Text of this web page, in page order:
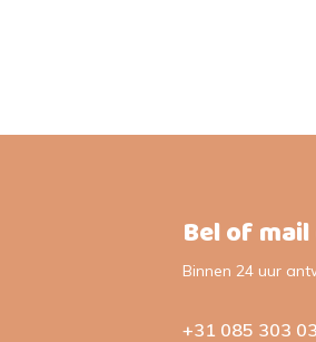
Bel of
Binnen 24 uur
+31 085 303